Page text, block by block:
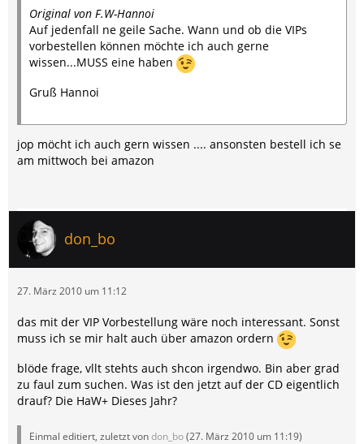
Original von F.W-Hannoi
Auf jedenfall ne geile Sache. Wann und ob die VIPs
vorbestellen können möchte ich auch gerne
wissen...MUSS eine haben
Gruß Hannoi
jop möcht ich auch gern wissen .... ansonsten bestell ich se
am mittwoch bei amazon
don_bo
27. März 2010 um 11:12
das mit der VIP Vorbestellung wäre noch interessant. Sonst
muss ich se mir halt auch über amazon ordern
blöde frage, vllt stehts auch shcon irgendwo. Bin aber grad
zu faul zum suchen. Was ist den jetzt auf der CD eigentlich
drauf? Die HaW+ Dieses Jahr?
Einmal editiert, zuletzt vondon_bo(27. März 2010 um 11:19)